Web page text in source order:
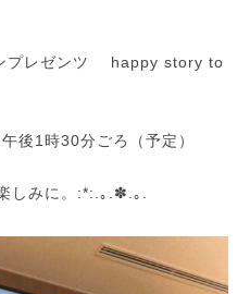
プレゼンツ happy story to
後1時30分ごろ（予定）
しみに。:*:.｡.✽.｡.